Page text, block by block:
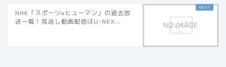
NHK「スポーツ×ヒューマン」の過去放
送一覧！見逃し動画配信はU-NEX...